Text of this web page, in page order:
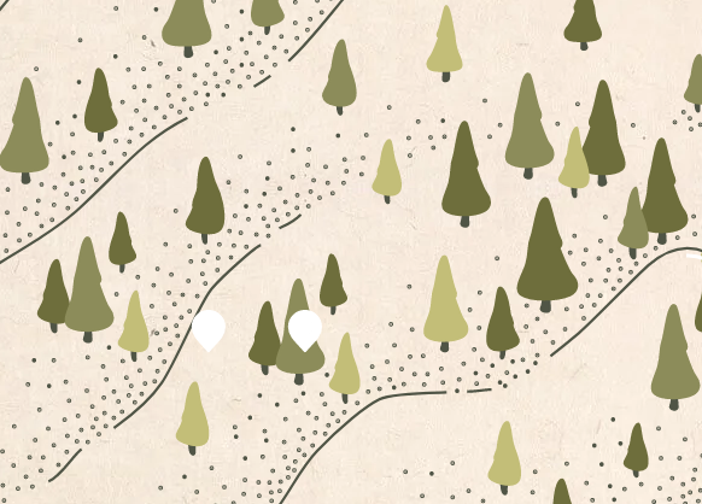
EINKEHREN AM FANNINGBERG